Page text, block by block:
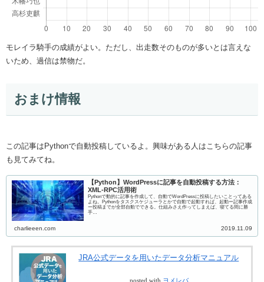
モレイラ騎手の成績がよい。ただし、出走数そのものが多いとは言えな
いため、過信は禁物だ。
おまけ情報
この記事はPythonで自動投稿しているよ。興味がある人はこちらの記事
も見てみてね。
【Python】WordPressに記事を自動投稿する方法：
XML-RPC活用術
Pythonで動的に記事を作成して、自動でWordPressに投稿したいことってある
よね。Pythonをタスクスケジューラとかで自動で起動すれば、起動ー記事作成
ー投稿までが全部自動でできる。仕組みさえ作ってしまえば、寝てる間に勝
手…
charlieeen.com 2019.11.09
JRA公式データを用いたデータ分析マニュアル
posted with ヨメレバ